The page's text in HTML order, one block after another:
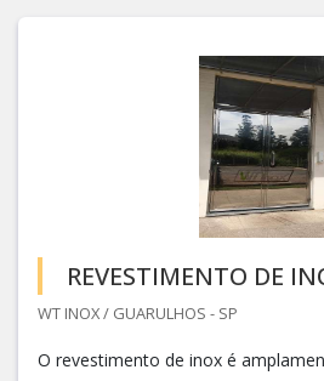
REVESTIMENTO DE
WT INOX / GUARULHOS - SP
O revestimento de inox é